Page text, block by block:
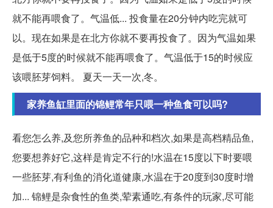
就不能再喂食了。气温低... 投食量在20分钟内吃完就可
以。现在如果是在北方你就不要再投食了。因为气温如果
是低于5度的时候就不能再喂食了。气温低于15的时候应
该喂胚芽饲料。 夏天一天一次,冬。
家养鱼缸里面的锦鲤常年只喂一种鱼食可以吗?
看您怎么养,及您所养鱼的品种和档次,如果是高档精品鱼,
您要想养好它,这样是肯定不行的!水温在15度以下时要喂
一些胚芽,有利鱼的消化道健康,水温在于20度到30度时增
加... 锦鲤是杂食性的鱼类,荤素通吃,有条件的玩家,尽可能